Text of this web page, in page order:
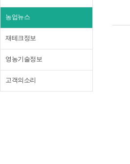
농업뉴스
재테크정보
영농기술정보
고객의소리